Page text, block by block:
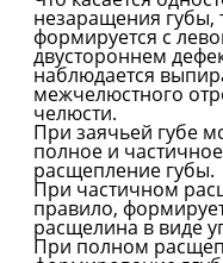
незаращения губы,
формируется с
двустороннем
наблюдается
межчелюстного
челюсти.
При заячьей губе
полное и
расщепление губы.
При частичном
правило,
расщелина в виде
При полном